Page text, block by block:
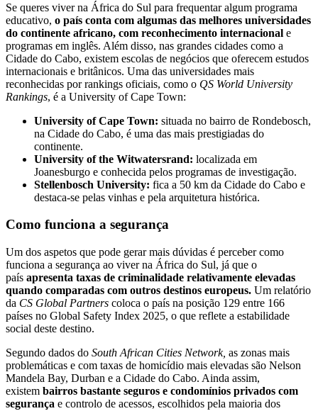
Se queres viver na África do Sul para frequentar algum programa
educativo, o país conta com algumas das melhores universidades
do continente africano, com reconhecimento internacional e
programas em inglês. Além disso, nas grandes cidades como a
Cidade do Cabo, existem escolas de negócios que oferecem estudos
internacionais e britânicos. Uma das universidades mais
reconhecidas por rankings oficiais, como o QS World University
Rankings, é a University of Cape Town:
University of Cape Town: situada no bairro de Rondebosch,
na Cidade do Cabo, é uma das mais prestigiadas do
continente.
University of the Witwatersrand: localizada em
Joanesburgo e conhecida pelos programas de investigação.
Stellenbosch University: fica a 50 km da Cidade do Cabo e
destaca-se pelas vinhas e pela arquitetura histórica.
Como funciona a segurança
Um dos aspetos que pode gerar mais dúvidas é perceber como
funciona a segurança ao viver na África do Sul, já que o
país apresenta taxas de criminalidade relativamente elevadas
quando comparadas com outros destinos europeus. Um relatório
da CS Global Partners coloca o país na posição 129 entre 166
países no Global Safety Index 2025, o que reflete a estabilidade
social deste destino.
Segundo dados do South African Cities Network, as zonas mais
problemáticas e com taxas de homicídio mais elevadas são Nelson
Mandela Bay, Durban e a Cidade do Cabo. Ainda assim,
existem bairros bastante seguros e condomínios privados com
segurança e controlo de acessos, escolhidos pela maioria dos